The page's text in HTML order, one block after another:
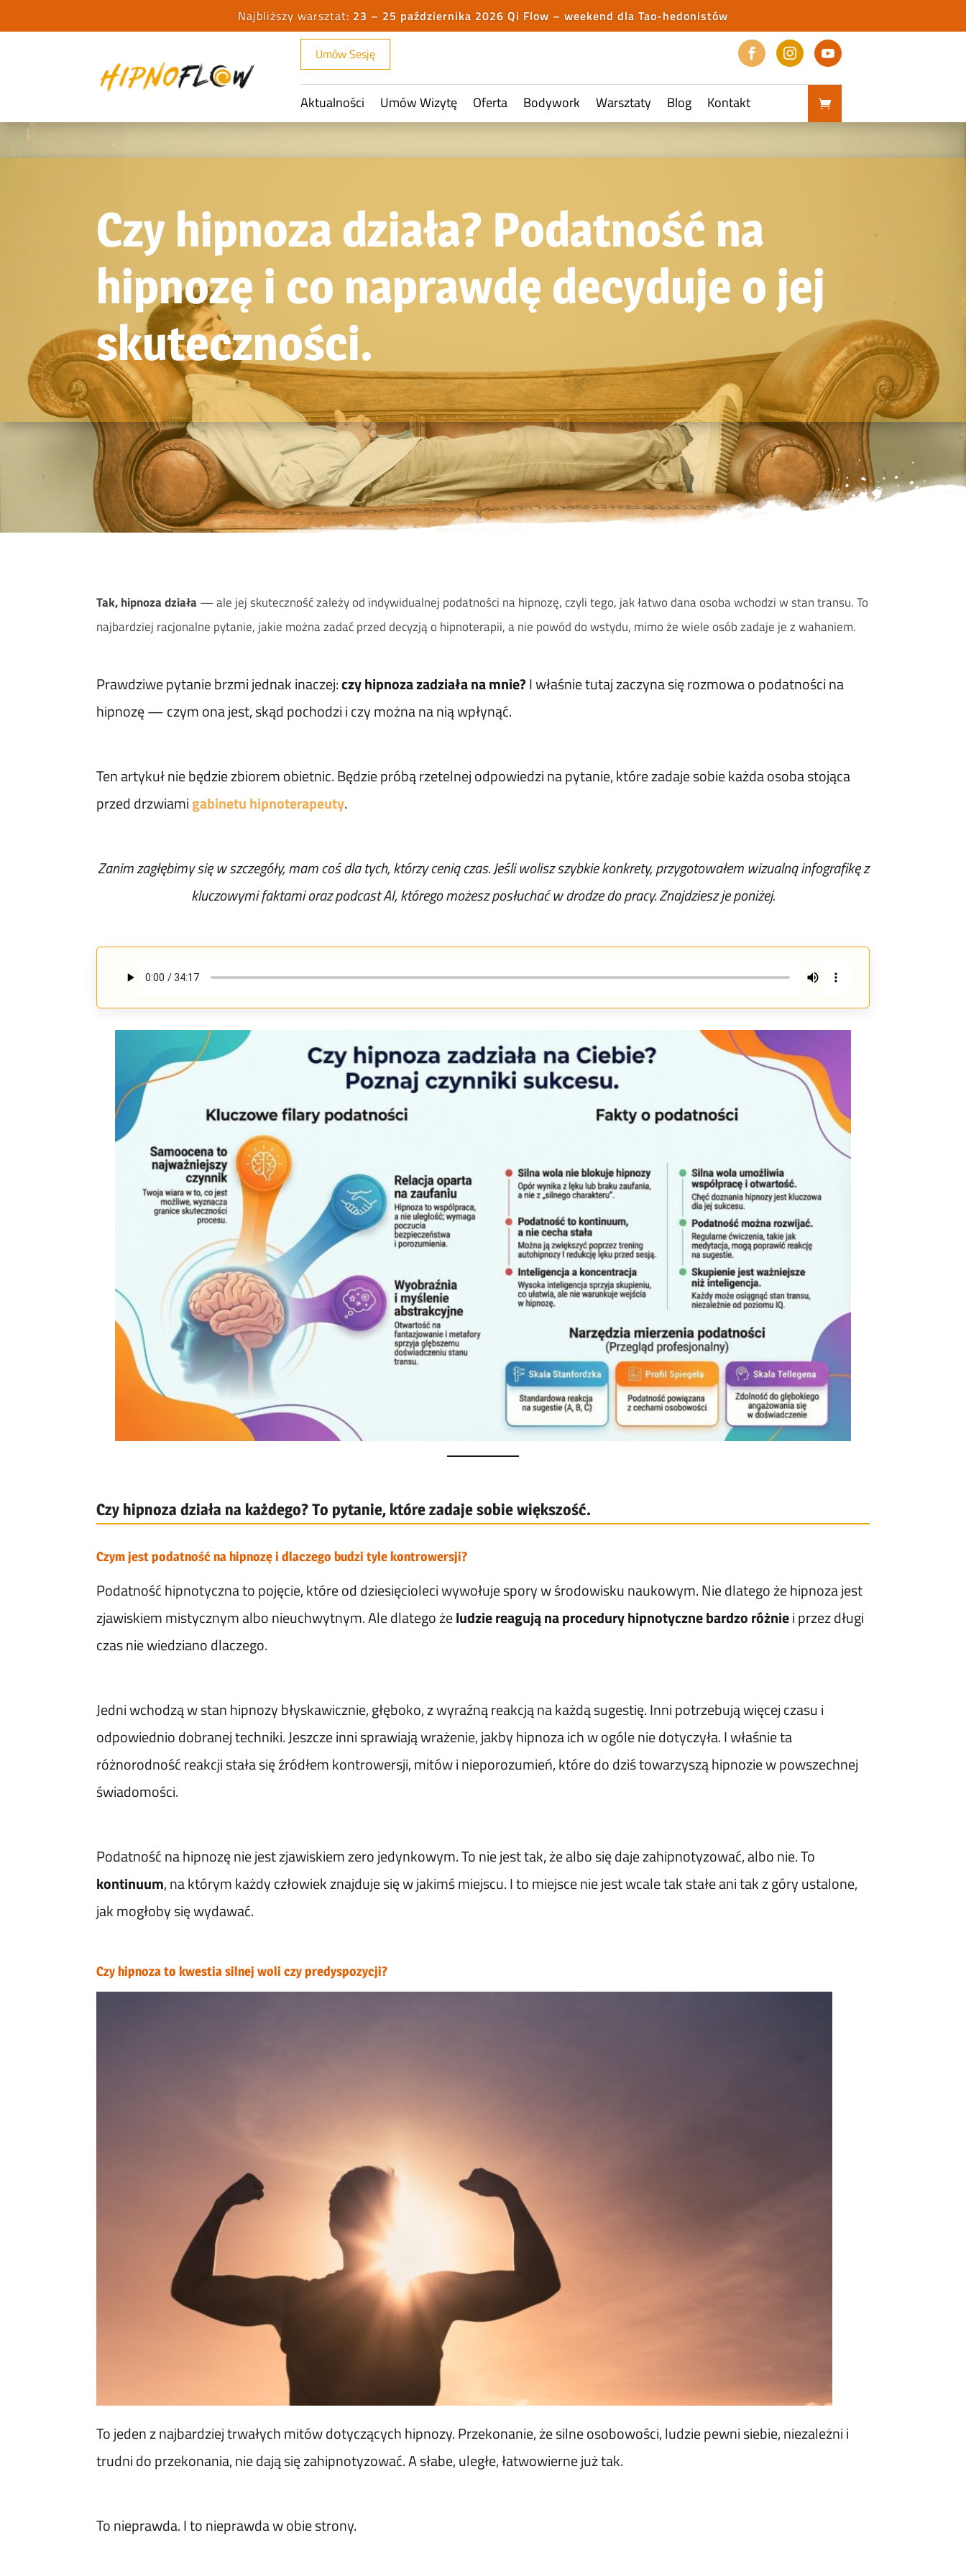
23 – 25 października 2026 Qi Flow – weekend dla Tao-hedonistów
Umów Sesję   
Aktualności Umów Wizytę Oferta Bodywork Warsztaty Blog Kontakt
Czy hipnoza działa? Podatność na
hipnozę i co naprawdę decyduje o jej
skuteczności.
Tak, hipnoza działa — ale jej skuteczność zależy od indywidualnej podatności na hipnozę, czyli tego, jak łatwo dana osoba wchodzi w stan transu. To
najbardziej racjonalne pytanie, jakie można zadać przed decyzją o hipnoterapii, a nie powód do wstydu, mimo że wiele osób zadaje je z wahaniem.
Prawdziwe pytanie brzmi jednak inaczej:czy hipnoza zadziała na mnie?I właśnie tutaj zaczyna się rozmowa o podatności na
hipnozę — czym ona jest, skąd pochodzi i czy można na nią wpłynąć.
Ten artykuł nie będzie zbiorem obietnic. Będzie próbą rzetelnej odpowiedzi na pytanie, które zadaje sobie każda osoba stojąca
przed drzwiamigabinetu hipnoterapeuty.
Zanim zagłębimy się w szczegóły, mam coś dla tych, którzy cenią czas. Jeśli wolisz szybkie konkrety, przygotowałem wizualną infografikę z
kluczowymi faktami oraz podcast AI, którego możesz posłuchać w drodze do pracy. Znajdziesz je poniżej.
Czy hipnoza działa na każdego? To pytanie, które zadaje sobie większość.
Czym jest podatność na hipnozę i dlaczego budzi tyle kontrowersji?
Podatność hipnotyczna to pojęcie, które od dziesięcioleci wywołuje spory w środowisku naukowym. Nie dlatego że hipnoza jest
zjawiskiem mistycznym albo nieuchwytnym. Ale dlatego żeludzie reagują na procedury hipnotyczne bardzo różniei przez długi
czas nie wiedziano dlaczego.
Jedni wchodzą w stan hipnozy błyskawicznie, głęboko, z wyraźną reakcją na każdą sugestię. Inni potrzebują więcej czasu i
odpowiednio dobranej techniki. Jeszcze inni sprawiają wrażenie, jakby hipnoza ich w ogóle nie dotyczyła. I właśnie ta
różnorodność reakcji stała się źródłem kontrowersji, mitów i nieporozumień, które do dziś towarzyszą hipnozie w powszechnej
świadomości.
Podatność na hipnozę nie jest zjawiskiem zero jedynkowym. To nie jest tak, że albo się daje zahipnotyzować, albo nie. To
kontinuum, na którym każdy człowiek znajduje się w jakimś miejscu. I to miejsce nie jest wcale tak stałe ani tak z góry ustalone,
jak mogłoby się wydawać.
Czy hipnoza to kwestia silnej woli czy predyspozycji?
To jeden z najbardziej trwałych mitów dotyczących hipnozy. Przekonanie, że silne osobowości, ludzie pewni siebie, niezależni i
trudni do przekonania, nie dają się zahipnotyzować. A słabe, uległe, łatwowierne już tak.
To nieprawda. I to nieprawda w obie strony.